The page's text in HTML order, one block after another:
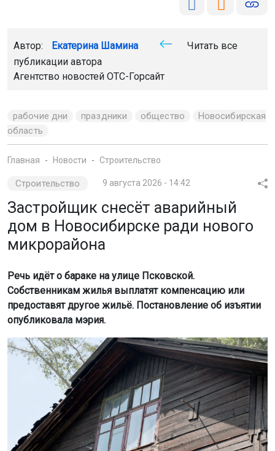
рабочие дни праздники общество
Новосибирская
область
Строительство 9 августа 2026 - 14:42
Застройщик снесёт аварийный
дом в Новосибирске ради нового
микрорайона
Речь идёт о бараке на улице Псковской.
Собственникам жилья выплатят компенсацию или
предоставят другое жильё. Постановление об изъятии
опубликовала мэрия.
Фото: Горсайт
Под снос пойдёт участок площадью 1027 квадратных